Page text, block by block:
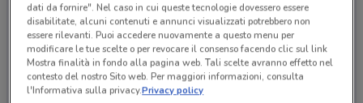
dati da fornire". Nel caso in cui queste tecnologie dovessero essere
disabilitate, alcuni contenuti e annunci visualizzati potrebbero non
essere rilevanti. Puoi accedere nuovamente a questo menu per
modificare le tue scelte o per revocare il consenso facendo clic sul link
Mostra finalità in fondo alla pagina web. Tali scelte avranno effetto nel
contesto del nostro Sito web. Per maggiori informazioni, consulta
l'Informativa sulla privacy.Privacy policy